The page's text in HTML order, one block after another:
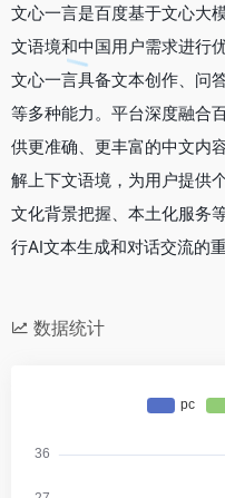
文心一言是百度基于文心大
文语境和中国用户需求进行
文心一言具备文本创作、问
等多种能力。平台深度融合
供更准确、更丰富的中文内
解上下文语境，为用户提供
文化背景把握、本土化服务
行AI文本生成和对话交流的重
数据统计